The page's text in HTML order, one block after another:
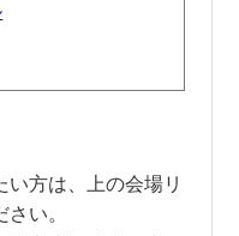
方は、上の会場リ
い。